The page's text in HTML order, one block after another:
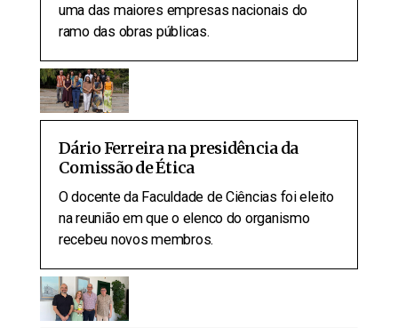
uma das maiores empresas nacionais do
ramo das obras públicas.
Dário Ferreira na presidência da
Comissão de Ética
O docente da Faculdade de Ciências foi eleito
na reunião em que o elenco do organismo
recebeu novos membros.